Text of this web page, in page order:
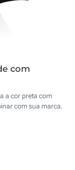
com
a cor preta com
com sua marca.